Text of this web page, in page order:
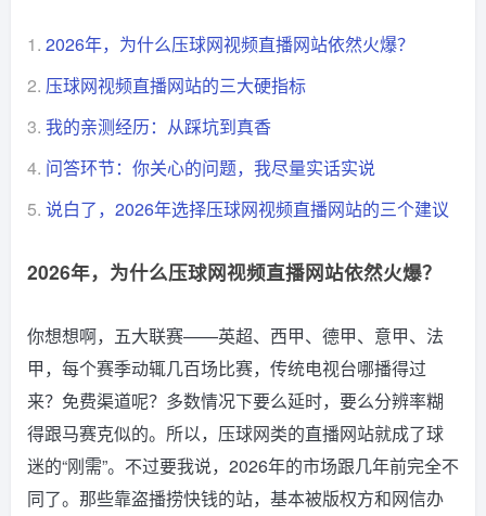
1. 2026年，为什么压球网视频直播网站依然火爆？
2. 压球网视频直播网站的三大硬指标
3. 我的亲测经历：从踩坑到真香
4. 问答环节：你关心的问题，我尽量实话实说
5. 说白了，2026年选择压球网视频直播网站的三个建议
2026年，为什么压球网视频直播网站依然火爆？
你想想啊，五大联赛——英超、西甲、德甲、意甲、法
甲，每个赛季动辄几百场比赛，传统电视台哪播得过
来？免费渠道呢？多数情况下要么延时，要么分辨率糊
得跟马赛克似的。所以，压球网类的直播网站就成了球
迷的“刚需”。不过要我说，2026年的市场跟几年前完全不
同了。那些靠盗播捞快钱的站，基本被版权方和网信办